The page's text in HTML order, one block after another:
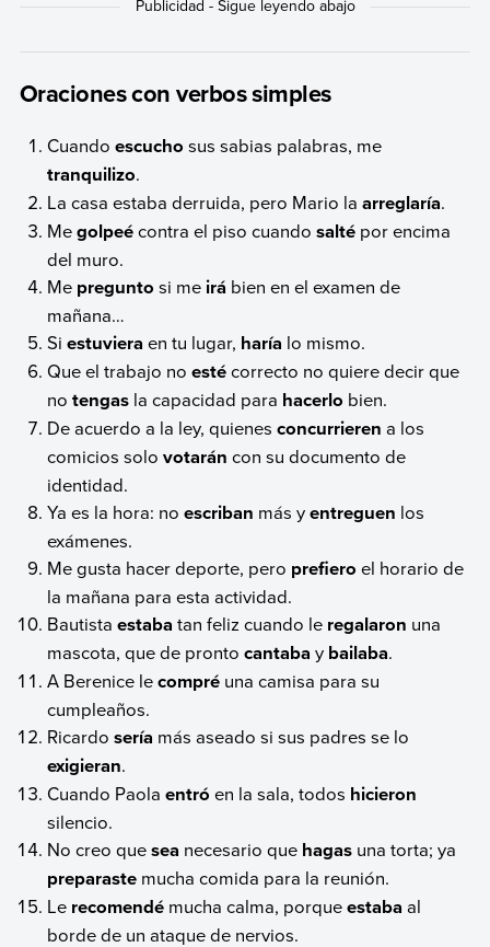
Oraciones con verbos simples
Cuandoescucho sus sabias palabras, me
tranquilizo.
La casa estaba derruida, pero Mario laarreglaría.
Megolpeécontra el piso cuandosalté por encima
del muro.
Me pregunto si me irá bien en el examen de
mañana…
Siestuviera en tu lugar, haría lo mismo.
Que el trabajo noestécorrecto no quiere decir que
notengas la capacidad para hacerlo bien.
De acuerdo a la ley, quienesconcurrieren a los
comicios solovotarán con su documento de
identidad.
Ya es la hora: noescriban más yentreguen los
exámenes.
Me gusta hacer deporte, pero prefiero el horario de
la mañana para esta actividad.
Bautistaestaba tan feliz cuando le regalaron una
mascota, que de prontocantaba y bailaba.
A Berenice lecompré una camisa para su
cumpleaños.
Ricardosería más aseado si sus padres se lo
exigieran.
Cuando Paolaentró en la sala, todos hicieron
silencio.
No creo quesea necesario que hagas una torta; ya
preparaste mucha comida para la reunión.
Le recomendé mucha calma, porqueestaba al
borde de un ataque de nervios.